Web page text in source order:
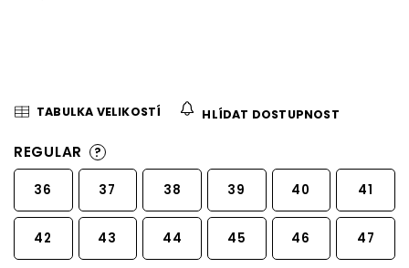
TABULKA VELIKOSTÍ HLÍDAT DOSTUPNOST
REGULAR ?
36 37 38 39 40 41
42 43 44 45 46 47